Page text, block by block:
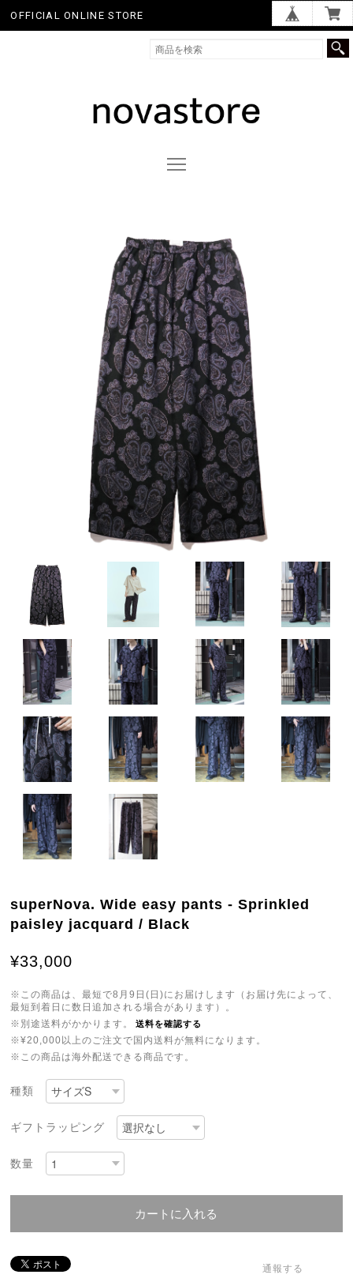
OFFICIAL ONLINE STORE
superNova. Wide easy pants - Sprinkled
paisley jacquard / Black
¥33,000
※この商品は、最短で8月9日(日)にお届けします（お届け先によって、
最短到着日に数日追加される場合があります）。
※別途送料がかかります。
送料を確認する
※¥20,000以上のご注文で国内送料が無料になります。
※この商品は海外配送できる商品です。
種類
ギフトラッピング
数量
カートに入れる
通報する